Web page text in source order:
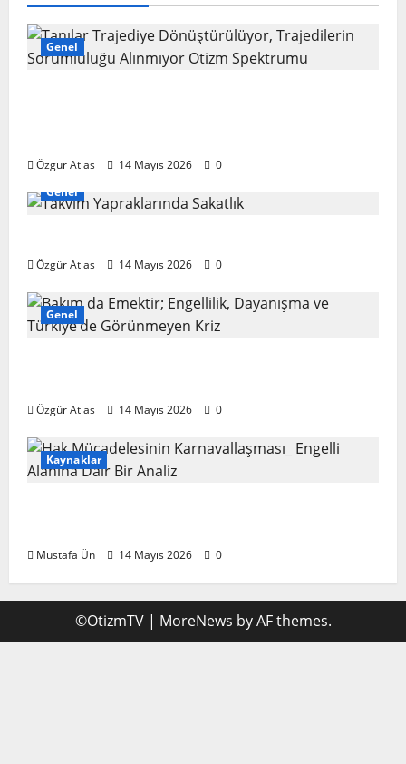
Genel
Özgür Atlas 14 Mayıs 2026
0
Genel
Özgür Atlas 14 Mayıs 2026 0
Genel
Özgür Atlas 14 Mayıs 2026 0
Kaynaklar
Mustafa Ün 14 Mayıs 2026 0
©OtizmTV | MoreNews by AF themes.